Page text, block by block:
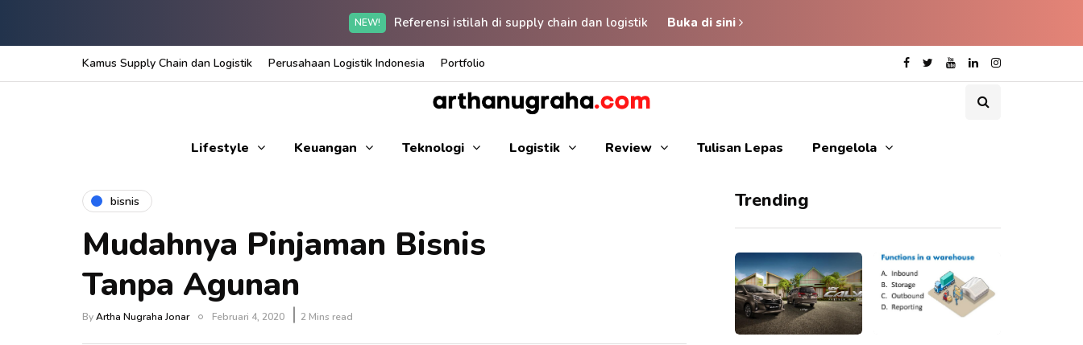
NEW! Referensi istilah di supply chain dan logistik Buka di sini
Kamus Supply Chain dan Logistik Perusahaan Logistik Indonesia Portfolio
Lifestyle Keuangan Teknologi Logistik Review Tulisan Lepas Pengelola
bisnis
Mudahnya Pinjaman Bisnis
Tanpa Agunan
ByArtha Nugraha Jonar Februari 4, 2020 2 Mins read
Trending